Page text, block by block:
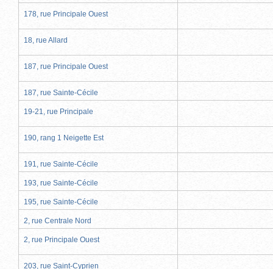
178, rue Principale Ouest
18, rue Allard
187, rue Principale Ouest
187, rue Sainte-Cécile
19-21, rue Principale
190, rang 1 Neigette Est
191, rue Sainte-Cécile
193, rue Sainte-Cécile
195, rue Sainte-Cécile
2, rue Centrale Nord
2, rue Principale Ouest
203, rue Saint-Cyprien